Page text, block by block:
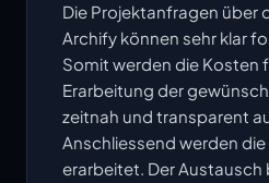
Die Projektanfragen über
Archify können sehr klar
Somit werden die Kosten
Erarbeitung der
zeitnah und transparent
Anschliessend werden
erarbeitet. Der